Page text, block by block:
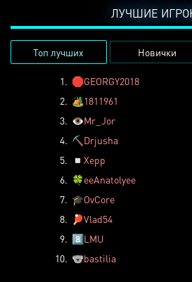
ЛУЧШИЕ
Топ лучших Новички
1. 🛑GEORGY2018
2. 🏕️1811961
3. 👁️Mr_Jor
4. ⛏️ Drjusha
5.
◽ Xepp
6. 🍀eeAnatolyee
7. 🎓OvCore
8.
🏓Vlad54
9. 8️⃣LMU
10. 🐨bastilia